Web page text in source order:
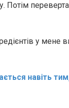
Потім
у мене
навіть